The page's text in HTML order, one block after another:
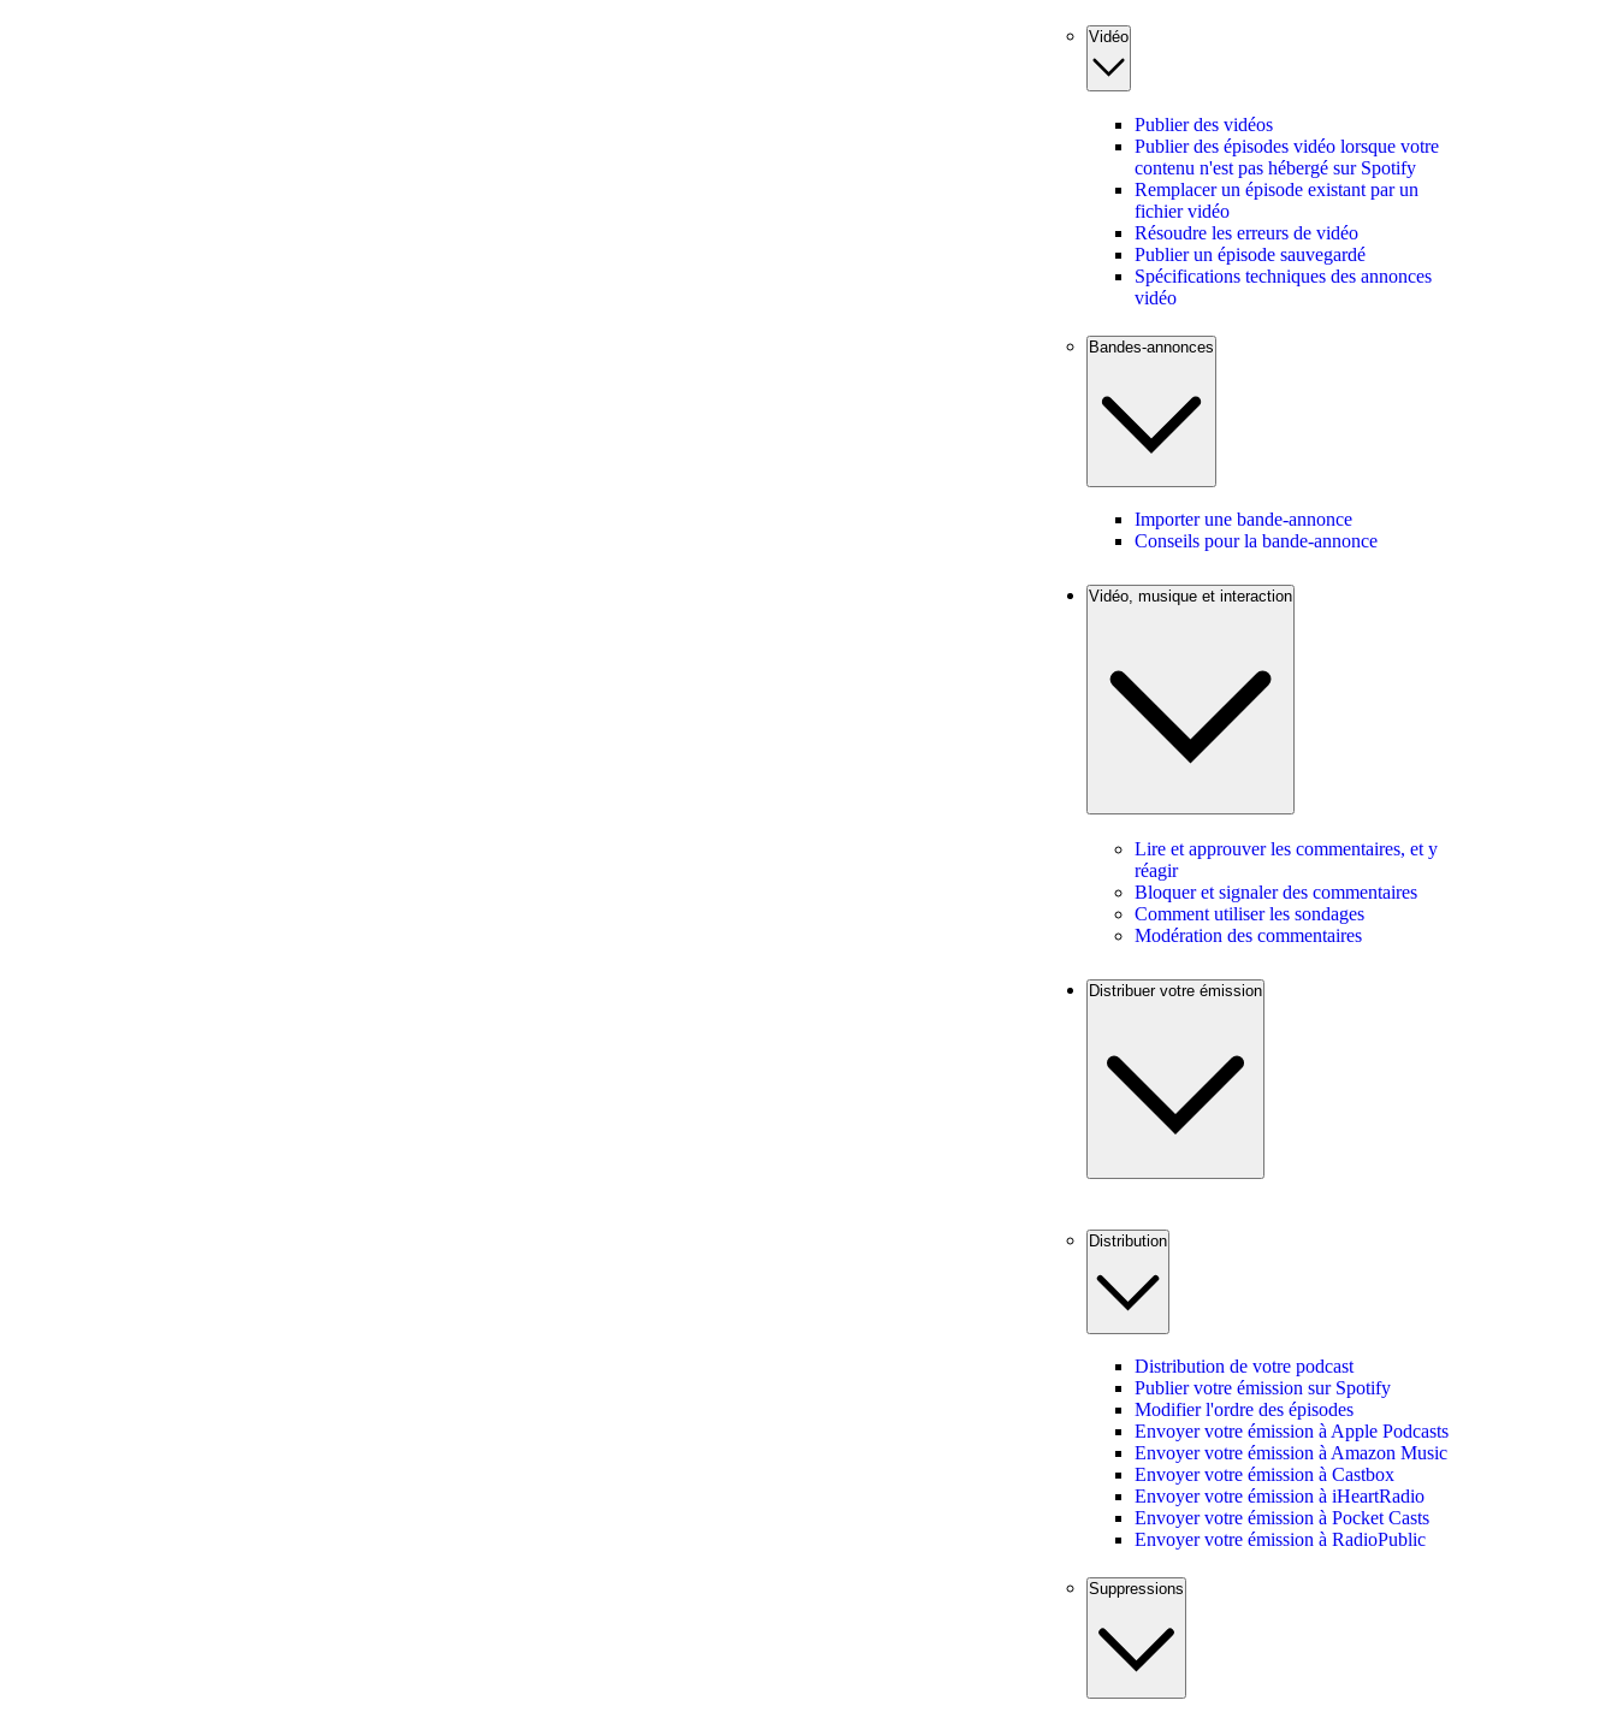
Vidéo
Publier des vidéos
Publier des épisodes vidéo lorsque votre
contenu n'est pas hébergé sur Spotify
Remplacer un épisode existant par un
fichier vidéo
Résoudre les erreurs de vidéo
Publier un épisode sauvegardé
Spécifications techniques des annonces
vidéo
Bandes-annonces
Importer une bande-annonce
Conseils pour la bande-annonce
Vidéo, musique et interaction
Lire et approuver les commentaires, et y
réagir
Bloquer et signaler des commentaires
Comment utiliser les sondages
Modération des commentaires
Distribuer votre émission
Distribution
Distribution de votre podcast
Publier votre émission sur Spotify
Modifier l'ordre des épisodes
Envoyer votre émission à Apple Podcasts
Envoyer votre émission à Amazon Music
Envoyer votre émission à Castbox
Envoyer votre émission à iHeartRadio
Envoyer votre émission à Pocket Casts
Envoyer votre émission à RadioPublic
Suppressions